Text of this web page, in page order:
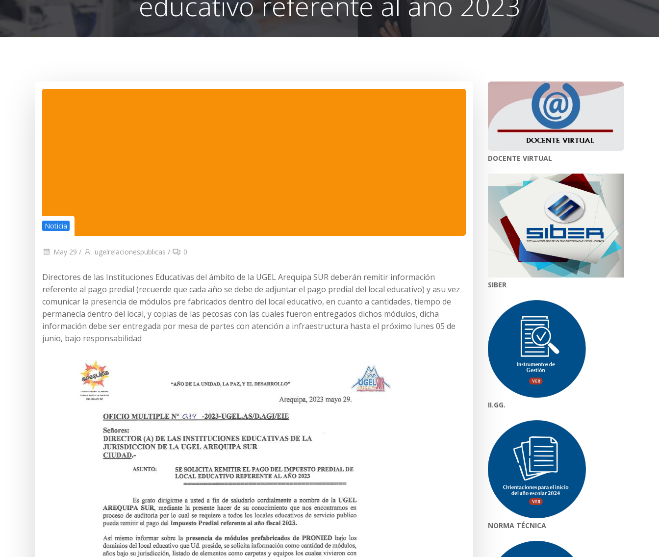
Noticia
May 29 / ugelrelacionespublicas / 0
Directores de las Instituciones Educativas del ámbito de la UGEL Arequipa SUR deberán remitir información
referente al pago predial (recuerde que cada año se debe de adjuntar el pago predial del local educativo) y asu vez
comunicar la presencia de módulos pre fabricados dentro del local educativo, en cuanto a cantidades, tiempo de
permanecía dentro del local, y copias de las pecosas con las cuales fueron entregados dichos módulos, dicha
información debe ser entregada por mesa de partes con atención a infraestructura hasta el próximo lunes 05 de
junio, bajo responsabilidad
DOCENTE VIRTUAL
SIBER
II.GG.
NORMA TÉCNICA